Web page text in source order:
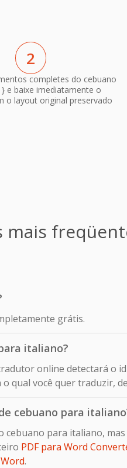
2
completes do cebuano
e baixe imediatamente o
o layout original preservado
mais
grátis.
italiano?
online detectará o
qual você quer traduzir,
cebuano para
para italiano,
PDF para Word
.